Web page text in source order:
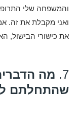
והמשפחה שלי
ואני מקבלת את זה.
את כישורי הבישול,
7. מה
שהתחלתם